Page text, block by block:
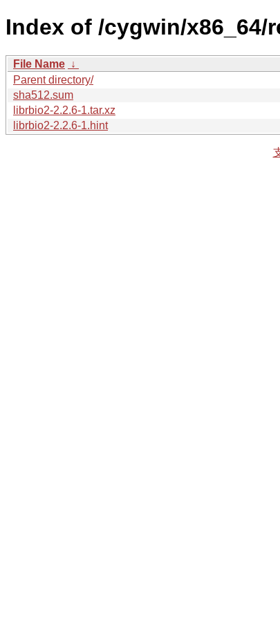
Index of /cygwin/
File Name ↓
Parent directory/
sha512.sum
librbio2-2.2.6-1.tar.xz
librbio2-2.2.6-1.hint